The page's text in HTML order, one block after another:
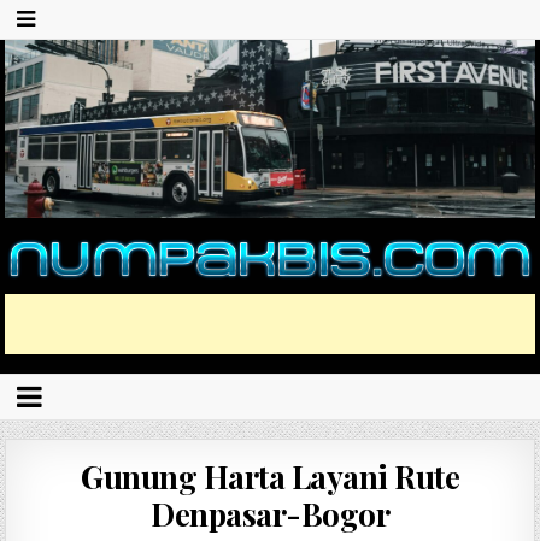
Gunung Harta Layani Rute
Denpasar-Bogor